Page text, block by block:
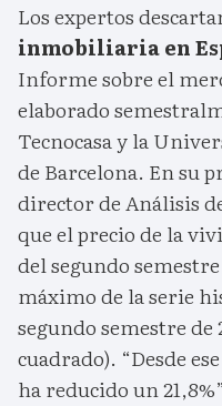
Los expertos
inmobiliaria en
Informe sobre el
elaborado
Tecnocasa y la
de Barcelona. En su
director de Análisis
que el precio de la
del segundo
máximo de la serie
segundo semestre
cuadrado). “Desde
ha reducido un